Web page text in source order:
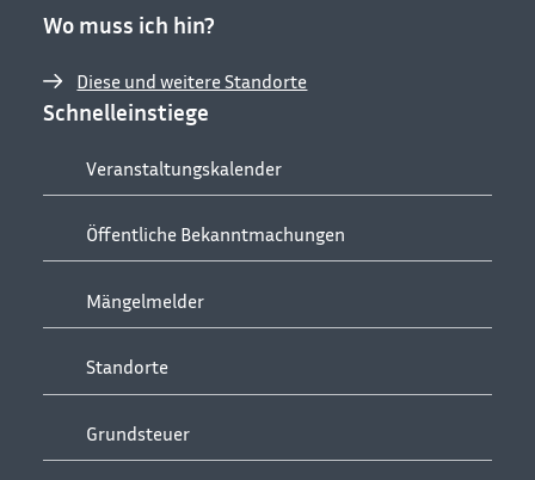
Wo muss ich hin?
Diese und weitere Standorte
Schnelleinstiege
Veranstaltungskalender
Öffentliche Bekanntmachungen
Mängelmelder
Standorte
Grundsteuer